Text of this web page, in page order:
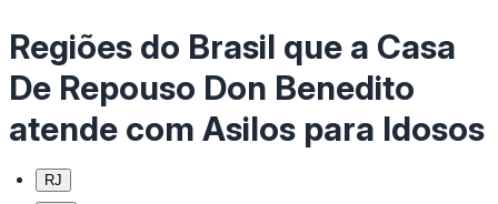
Regiões do Brasil que a Casa
De Repouso Don Benedito
atende com Asilos para Idosos
RJ